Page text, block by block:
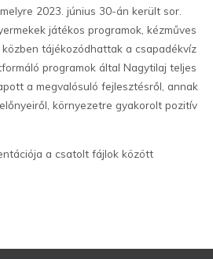
2023. június 30-án került sor.
játékos programok, kézműves
tájékozódhattak a csapadékvíz
programok által Nagytilaj teljes
a megvalósuló fejlesztésről, annak
környezetre gyakorolt pozitív
a csatolt fájlok között